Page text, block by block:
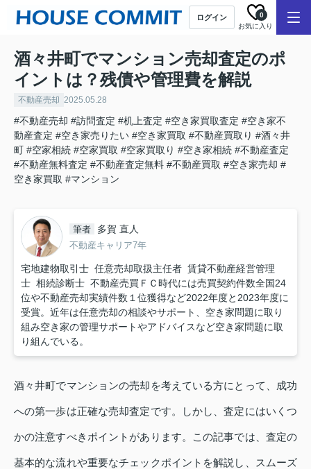
ログイン
お気に入り
0
酒々井町でマンション売却査定のポ
イントは？残債や管理費を解説
不動産売却 2025.05.28
#不動産売却 #訪問査定 #机上査定 #空き家買取査定 #空き家不
動産査定 #空き家売りたい #空き家買取 #不動産買取り #酒々井
町 #空家相続 #空家買取 #空家買取り #空き家相続 #不動産査定
#不動産無料査定 #不動産査定無料 #不動産買取 #空き家売却 #
空き家買取 #マンション
筆者 多賀 直人
不動産キャリア7年
宅地建物取引士 任意売却取扱主任者 賃貸不動産経営管理
士 相続診断士 不動産売買ＦＣ時代には売買契約件数全国24
位や不動産売却実績件数１位獲得など2022年度と2023年度に
受賞。近年は任意売却の相談やサポート、空き家問題に取り
組み空き家の管理サポートやアドバイスなど空き家問題に取
り組んでいる。
酒々井町でマンションの売却を考えている方にとって、成功
への第一歩は正確な売却査定です。しかし、査定にはいくつ
かの注意すべきポイントがあります。この記事では、査定の
基本的な流れや重要なチェックポイントを解説し、スムーズ